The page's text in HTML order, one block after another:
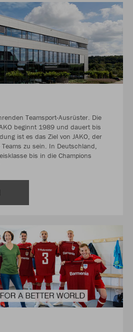
Teamsport-Ausrüster. Die
beginnt 1989 und dauert bis
ist es das Ziel von JAKO, der
zu sein. In Deutschland,
bis in die Champions